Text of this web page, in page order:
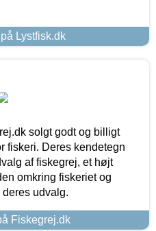
Lystfisk.dk
solgt godt og billigt
fiskeri. Deres kendetegn
af fiskegrej, et højt
omkring fiskeriet og
udvalg.
Fiskegrej.dk